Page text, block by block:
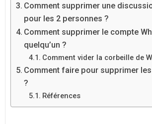
Comment supprimer une
pour les 2 personnes ?
Comment supprimer le compte
quelqu’un ?
Comment vider la corbeille de
Comment faire pour supprimer
?
Références